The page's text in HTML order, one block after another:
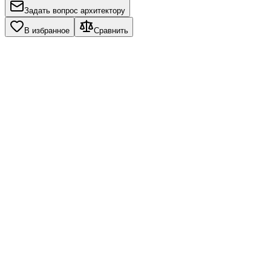
Задать вопрос архитектору
В избранное Сравнить